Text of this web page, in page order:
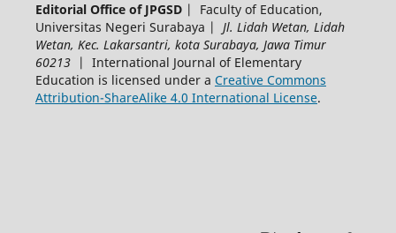
Editorial Office of JPGSD| Faculty of Education,
Universitas Negeri Surabaya | Jl. Lidah Wetan, Lidah
Wetan, Kec. Lakarsantri, kota Surabaya, Jawa Timur
60213| International Journal of Elementary
Education is licensed under a Creative Commons
Attribution-ShareAlike 4.0 International License.